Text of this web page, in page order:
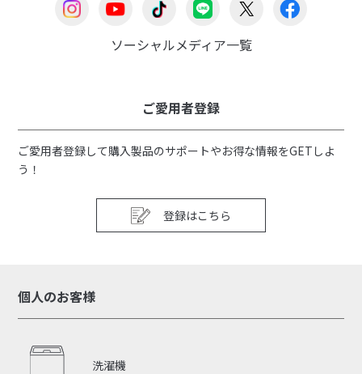
ソーシャルメディア一覧
ご愛用者登録
ご愛用者登録して購入製品のサポートやお得な情報をGETしよ
う！
登録はこちら
個人のお客様
洗濯機